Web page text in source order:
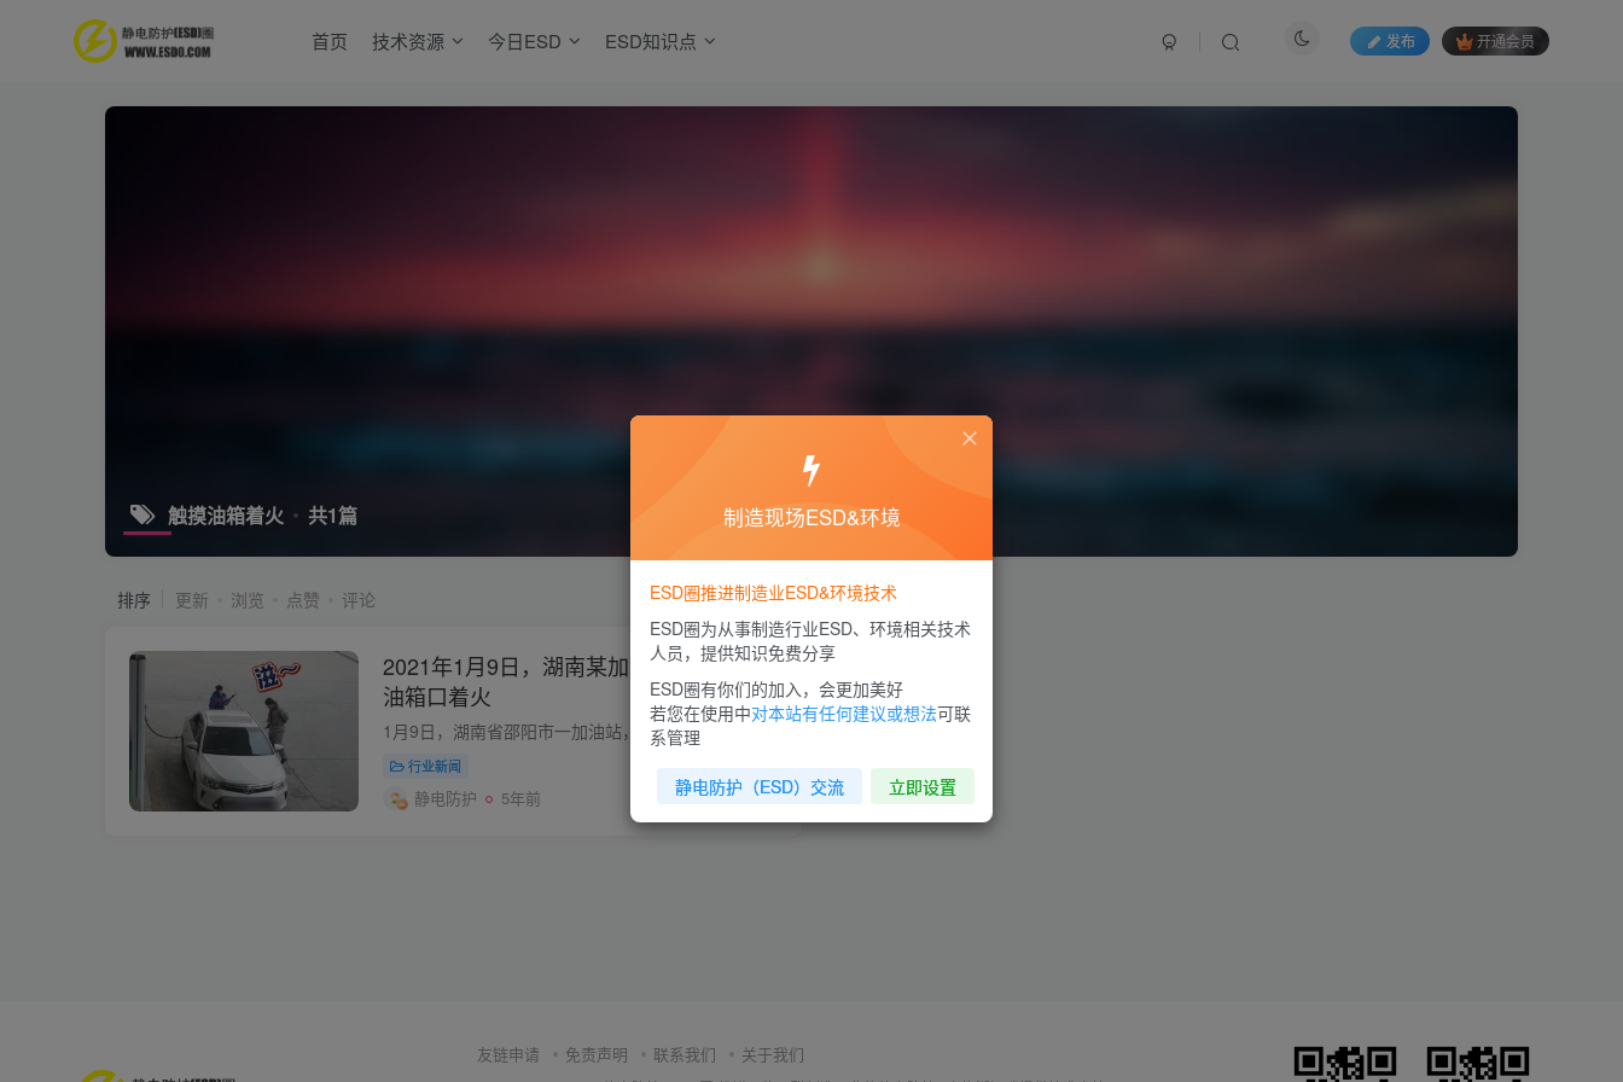
首页 技术资源 今日ESD ESD知识点 发布 开通会员
触摸油箱着火 共1篇
排序 更新 浏览 点赞 评论
2021年1月9日，湖南某加油站车主触摸
油箱口着火
行业新闻
静电防护 5年前 0 6941 0
友链申请 免责声明 联系我们 关于我们
制造现场ESD&环境
ESD圈推进制造业ESD&环境技术
ESD圈为从事制造行业ESD、环境相关技术
人员，提供知识免费分享
ESD圈有你们的加入，会更加美好
若您在使用中对本站有任何建议或想法可联
系管理
静电防护（ESD）交流 立即设置